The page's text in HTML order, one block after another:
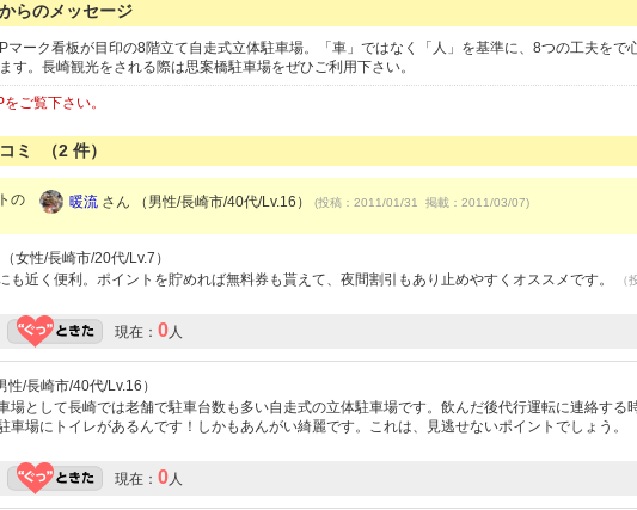
らのメッセージ
マーク看板が目印の8階立て自走式立体駐車場。「車」ではなく「人」を基準に、8つの工夫をで
す。長崎観光をされる際は思案橋駐車場をぜひご利用下さい。
ご覧下さい。
ミ （2 件）
の
暖流 さん （男性/長崎市/40代/Lv.16） (投稿：2011/01/31 掲載：2011/03/07)
女性/長崎市/20代/Lv.7）
も近く便利。ポイントを貯めれば無料券も貰えて、夜間割引もあり止めやすくオススメです。
現在： 0人
性/長崎市/40代/Lv.16）
場として長崎では老舗で駐車台数も多い自走式の立体駐車場です。飲んだ後代行運転に連絡する
車場にトイレがあるんです！しかもあんがい綺麗です。これは、見逃せないポイントでしょう。
現在： 0人